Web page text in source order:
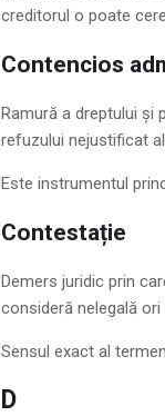
creditorul o poate
Contencios
Ramură a dreptului și
refuzului nejustificat
Este instrumentul
Contestație
Demers juridic prin
consideră nelegală
Sensul exact al
D